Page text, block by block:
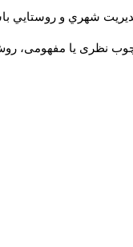
شهري و روستايي
نظری یا مفهومی، روش